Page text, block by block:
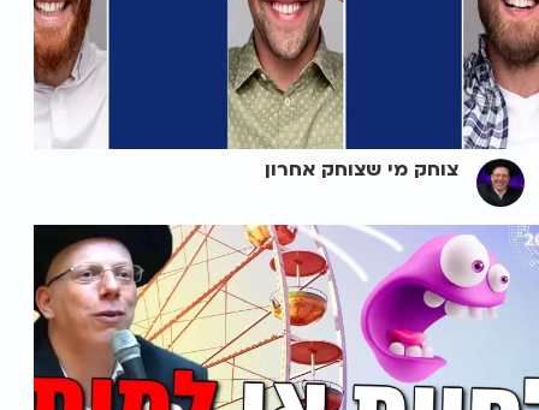
צוחק מי שצוחק אחרון